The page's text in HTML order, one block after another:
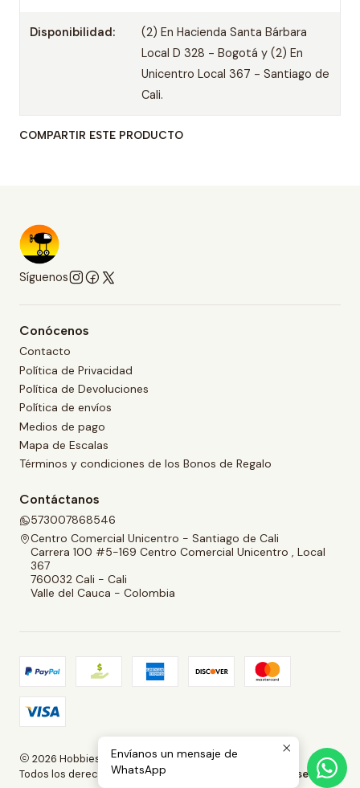
Disponibilidad:
(2) En Hacienda Santa Bárbara
Local D 328 - Bogotá y (2) En
Unicentro Local 367 - Santiago de
Cali.
COMPARTIR ESTE PRODUCTO
Síguenos
Conócenos
Contacto
Política de Privacidad
Política de Devoluciones
Política de envíos
Medios de pago
Mapa de Escalas
Términos y condiciones de los Bonos de Regalo
Contáctanos
573007868546
Centro Comercial Unicentro - Santiago de Cali
Carrera 100 #5-169 Centro Comercial Unicentro , Local
367
760032 Cali - Cali
Valle del Cauca - Colombia
2026 Hobbies and Collectibles.
Todos los derechos reservados.
Desarrollado por Jumpseller.
Envíanos un mensaje de
WhatsApp